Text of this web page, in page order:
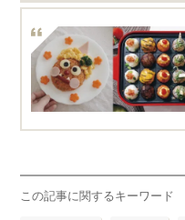
この記事に関するキーワード